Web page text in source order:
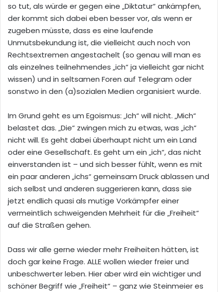
so tut, als würde er gegen eine „Diktatur“ ankämpfen,
der kommt sich dabei eben besser vor, als wenn er
zugeben müsste, dass es eine laufende
Unmutsbekundung ist, die vielleicht auch noch von
Rechtsextremen angestachelt (so genau will man es
als einzelnes teilnehmendes „ich“ ja vielleicht gar nicht
wissen) und in seltsamen Foren auf Telegram oder
sonstwo in den (a)sozialen Medien organisiert wurde.
Im Grund geht es um Egoismus: „Ich“ will nicht. „Mich“
belastet das. „Die“ zwingen mich zu etwas, was „ich“
nicht will. Es geht dabei überhaupt nicht um ein Land
oder eine Gesellschaft. Es geht um ein „ich“, das nicht
einverstanden ist – und sich besser fühlt, wenn es mit
ein paar anderen „ichs“ gemeinsam Druck ablassen und
sich selbst und anderen suggerieren kann, dass sie
jetzt endlich quasi als mutige Vorkämpfer einer
vermeintlich schweigenden Mehrheit für die „Freiheit“
auf die Straßen gehen.
Dass wir alle gerne wieder mehr Freiheiten hätten, ist
doch gar keine Frage. ALLE wollen wieder freier und
unbeschwerter leben. Hier aber wird ein wichtiger und
schöner Begriff wie „Freiheit“ – ganz wie Steinmeier es